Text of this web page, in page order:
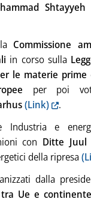
Shtayyeh
Commissione
in corso sulla
le materie
per poi
(Link)
.
Industria e
con Ditte Juul
della ripresa
dalla
Ue e